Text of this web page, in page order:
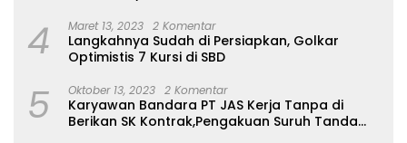
4 Maret 13, 2023 2 Komentar
Langkahnya Sudah di Persiapkan, Golkar
Optimistis 7 Kursi di SBD
5 Oktober 13, 2023 2 Komentar
Karyawan Bandara PT JAS Kerja Tanpa di
Berikan SK Kontrak,Pengakuan Suruh Tanda